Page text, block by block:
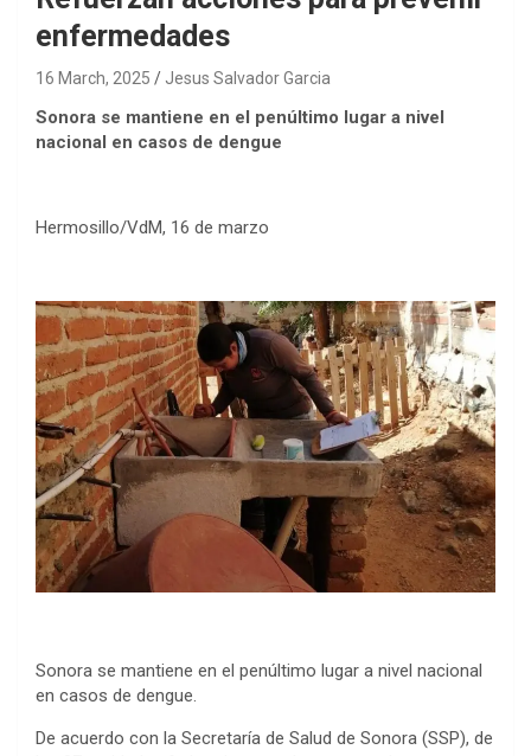
enfermedades
16 March, 2025 Jesus Salvador Garcia
Sonora se mantiene en el penúltimo lugar a nivel
nacional en casos de dengue
Hermosillo/VdM, 16 de marzo
Sonora se mantiene en el penúltimo lugar a nivel nacional
en casos de dengue.
De acuerdo con la Secretaría de Salud de Sonora (SSP), de